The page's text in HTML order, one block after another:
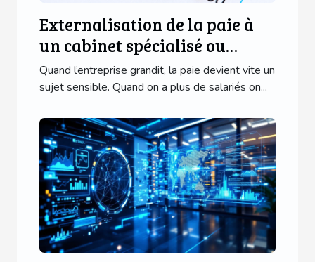
Externalisation de la paie à
un cabinet spécialisé ou
rester sur logiciel interne ?
Quand l’entreprise grandit, la paie devient vite un
sujet sensible. Quand on a plus de salariés on...